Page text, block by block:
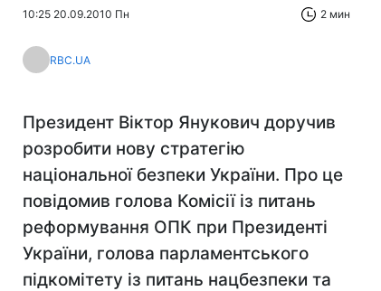
10:25 20.09.2010 Пн 2 мин
RBC.UA
Президент Віктор Янукович доручив
розробити нову стратегію
національної безпеки України. Про це
повідомив голова Комісії із питань
реформування ОПК при Президенті
України, голова парламентського
підкомітету із питань нацбезпеки та